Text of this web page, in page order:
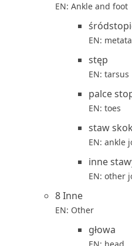
EN: Ankle and foot
EN:
stęp
EN: tarsus
palce
EN: toes
staw
EN: ankle
inne
EN: other
8 Inne
EN: Other
głowa